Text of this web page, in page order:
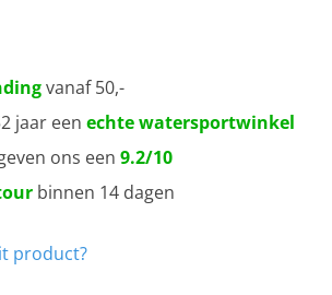
vanaf 50,-
jaar een echte watersportwinkel
ons een 9.2/10
binnen 14 dagen
product?